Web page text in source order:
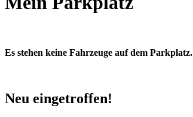
Es stehen keine Fahrzeuge auf dem Parkplatz.
Neu eingetroffen!